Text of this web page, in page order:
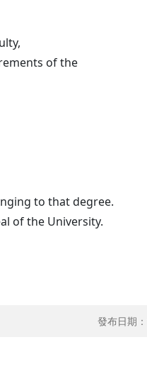
of the
to that degree.
of the University.
發布日期：